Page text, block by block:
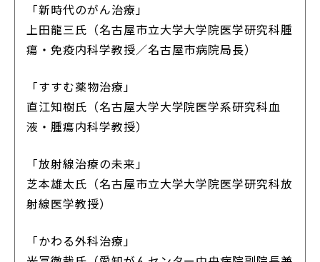
「新時代のがん治療」
上田龍三氏（名古屋市立大学大学院医学研究科腫
瘍・免疫内科学教授／名古屋市病院局長）
「すすむ薬物治療」
直江知樹氏（名古屋大学大学院医学系研究科血
液・腫瘍内科学教授）
「放射線治療の未来」
芝本雄太氏（名古屋市立大学大学院医学研究科放
射線医学教授）
「かわる外科治療」